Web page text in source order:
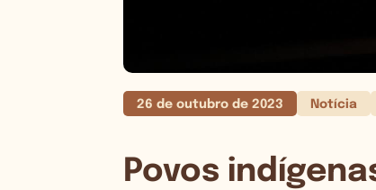
26 de outubro de 2023 Notícia
Povos